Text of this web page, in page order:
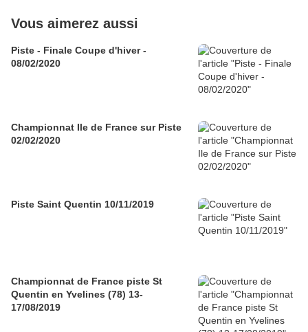
Vous aimerez aussi
Piste - Finale Coupe d'hiver -
08/02/2020
Championnat Ile de France sur Piste
02/02/2020
Piste Saint Quentin 10/11/2019
Championnat de France piste St
Quentin en Yvelines (78) 13-
17/08/2019